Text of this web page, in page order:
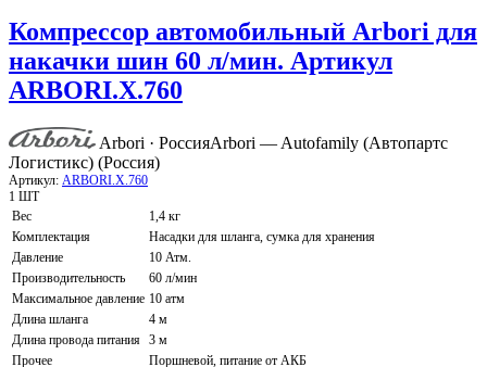
Компрессор автомобильный Arbori для
накачки шин 60 л/мин. Артикул
ARBORI.X.760
Arbori · РоссияArbori — Autofamily (Автопартс
Логистикс) (Россия)
Артикул: ARBORI.X.760
1 ШТ
Вес
1,4 кг
Комплектация
Насадки для шланга, сумка для хранения
Давление
10 Атм.
Производительность
60 л/мин
Максимальное давление 10 атм
Длина шланга
4 м
Длина провода питания 3 м
Прочее
Поршневой, питание от АКБ